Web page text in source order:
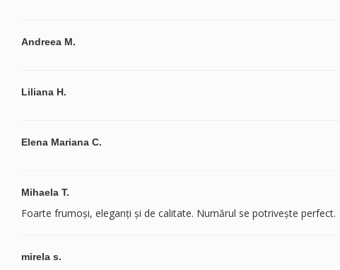
Andreea M.
Liliana H.
Elena Mariana C.
Mihaela T.
Foarte frumoși, eleganți și de calitate. Numărul se potrivește perfect.
mirela s.